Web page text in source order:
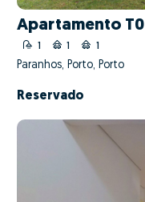
Apartamento T0
1 1 1
Paranhos, Porto, Porto
Reservado